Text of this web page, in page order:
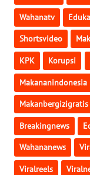
Wahanatv
Shortsvideo
KPK Korupsi
Makananindonesia
Makanbergizigratis
Breakingnews
Wahananews
Viralreels
WN
KALBAR
WN
KALTENG
WN
KALTARA
WN
KALSEL